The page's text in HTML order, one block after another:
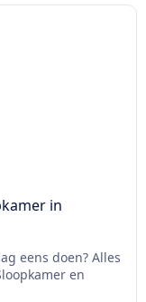
in
eens doen? Alles
en